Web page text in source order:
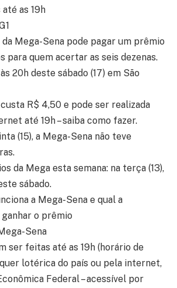
as 19h
da Mega-Sena pode pagar um prêmio
para quem acertar as seis dezenas.
20h deste sábado (17) em São
R$ 4,50 e pode ser realizada
até 19h – saiba como fazer.
(15), a Mega-Sena não teve
da Mega esta semana: na terça (13),
sábado.
a Mega-Sena e qual a
o prêmio
Sena
ser feitas até as 19h (horário de
lotérica do país ou pela internet,
Federal – acessível por